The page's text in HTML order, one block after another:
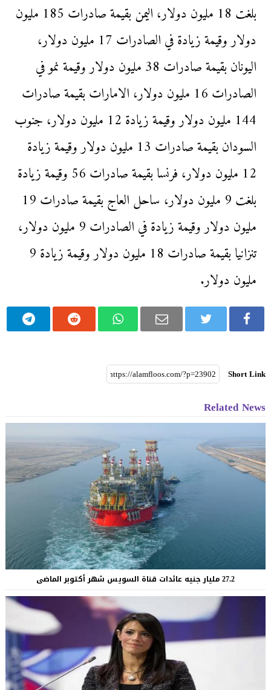
بلغت 18 مليون دولار، اليمن بقيمة صادرات 185 مليون
دولار وقيمة زيادة في الصادرات 17 مليون دولار،
اليونان بقيمة صادرات 38 مليون دولار وقيمة نمو في
الصادرات 16 مليون دولار، الامارات بقيمة صادرات
144 مليون دولار وقيمة زيادة 12 مليون دولار، جنوب
السودان بقيمة صادرات 13 مليون دولار وقيمة زيادة
12 مليون دولار، فرنسا بقيمة صادرات 56 وقيمة زيادة
بلغت 9 مليون دولار، ساحل العاج بقيمة صادرات 19
مليون دولار وقيمة زيادة في الصادرات 9 مليون دولار،
تنزانيا بقيمة صادرات 18 مليون دولار وقيمة زيادة 9
مليون دولار.
Short Link
Related News
27.2 مليار جنيه عائدات قناة السويس شهر أكتوبر الماضى